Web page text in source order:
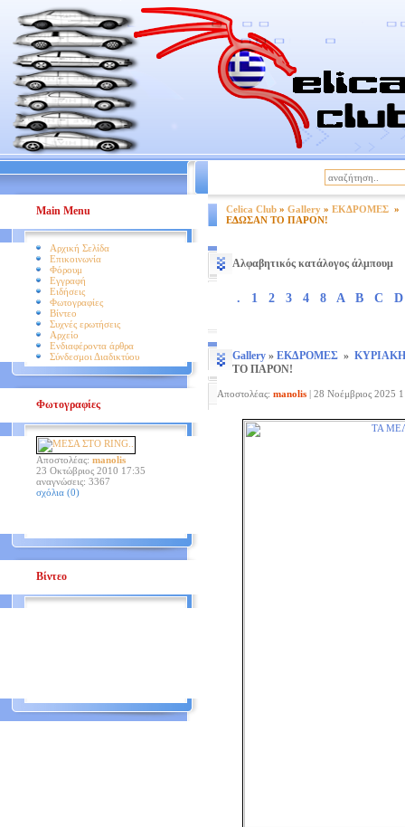
Main Menu
Αρχική Σελίδα
Επικοινωνία
Φόρουμ
Εγγραφή
Ειδήσεις
Φωτογραφίες
Βίντεο
Συχνές ερωτήσεις
Αρχείο
Ενδιαφέροντα άρθρα
Σύνδεσμοι Διαδικτύου
Φωτογραφίες
Αποστολέας: manolis
23 Οκτώβριος 2010 17:35
αναγνώσεις: 3367
σχόλια (0)
Βίντεο
Celica Club » Gallery » ΕΚΔΡΟΜΕΣ »
ΕΔΩΣΑΝ ΤΟ ΠΑΡΟΝ!
Αλφαβητικός κατάλογος άλμπουμ
. 1 2 3 4 8 A B C D
Gallery » ΕΚΔΡΟΜΕΣ » ΚΥΡΙΑΚΗ
ΤΟ ΠΑΡΟΝ!
Αποστολέας: manolis | 28 Νοέμβριος 2025